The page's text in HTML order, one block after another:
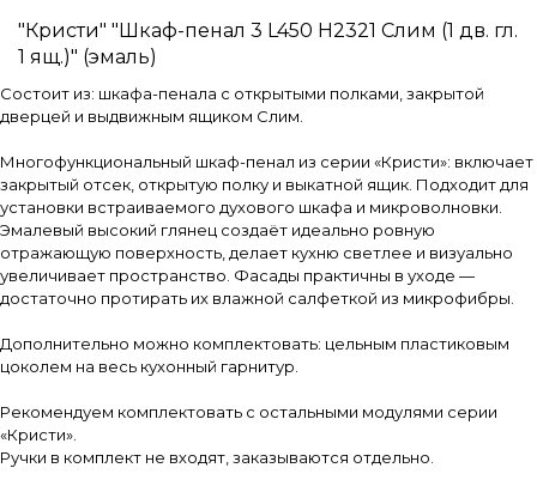
"Кристи" "Шкаф-пенал 3 L450 H2321 Слим (1 дв. гл.
1 ящ.)" (эмаль)
Состоит из: шкафа-пенала с открытыми полками, закрытой
дверцей и выдвижным ящиком Слим.
Многофункциональный шкаф-пенал из серии «Кристи»: включает
закрытый отсек, открытую полку и выкатной ящик. Подходит для
установки встраиваемого духового шкафа и микроволновки.
Эмалевый высокий глянец создаёт идеально ровную
отражающую поверхность, делает кухню светлее и визуально
увеличивает пространство. Фасады практичны в уходе —
достаточно протирать их влажной салфеткой из микрофибры.
Дополнительно можно комплектовать: цельным пластиковым
цоколем на весь кухонный гарнитур.
Рекомендуем комплектовать с остальными модулями серии
«Кристи».
Ручки в комплект не входят, заказываются отдельно.